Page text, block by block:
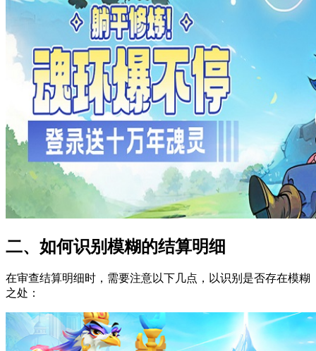
二、如何识别模糊的结算明细
在审查结算明细时，需要注意以下几点，以识别是否存在模糊
之处：